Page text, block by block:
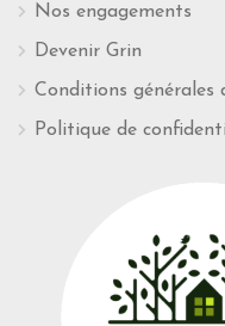
Nos engagements
Devenir Grin
Conditions générales
Politique de